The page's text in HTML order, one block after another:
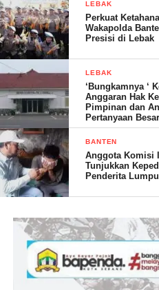
Menurut ketua panitia kegiatan
Menyampaikan bahwa kegiatan
seremonial belaka namun
bukan hanya pada ibadah
ibadah goir mahdoh sehingga
hakikat.ucapnya
Ditambahkan bu Ani Rohani,
TU yang memang sudah
masing masing guru dan TU
alhamdulilah terkumpul cukup
bingkisan masyarakat sekitar,
LEBAK
Perkuat
Wakapolda
Presisi di Lebak
LEBAK
‘Bungkamnya ‘
Anggaran Hak
Pimpinan dan
Pertanyaan Besar
BANTEN
Anggota Komisi
Tunjukkan
Penderita